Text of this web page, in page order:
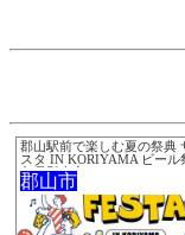
郡山駅前で楽しむ夏の祭典
スタ IN KORIYAMA ビール
島県郡山市
郡山市